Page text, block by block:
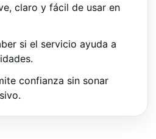
claro y fácil de usar en
si el servicio ayuda a
confianza sin sonar